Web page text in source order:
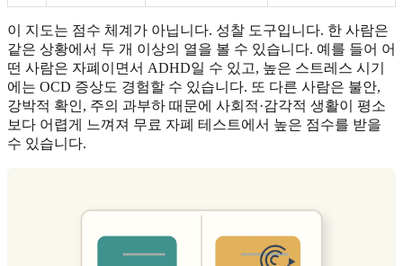
이 지도는 점수 체계가 아닙니다. 성찰 도구입니다. 한 사람은
같은 상황에서 두 개 이상의 열을 볼 수 있습니다. 예를 들어 어
떤 사람은 자폐이면서 ADHD일 수 있고, 높은 스트레스 시기
에는 OCD 증상도 경험할 수 있습니다. 또 다른 사람은 불안,
강박적 확인, 주의 과부하 때문에 사회적·감각적 생활이 평소
보다 어렵게 느껴져 무료 자폐 테스트에서 높은 점수를 받을
수 있습니다.